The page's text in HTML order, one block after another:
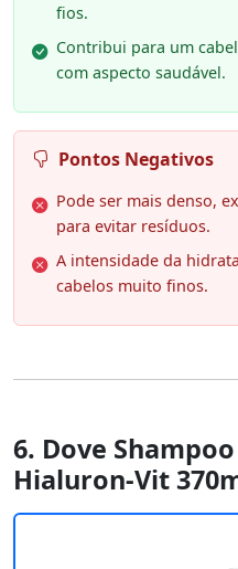
fios.
Contribui para um
com aspecto saudável.
Pontos Negativos
Pode ser mais denso,
para evitar resíduos.
A intensidade da
cabelos muito finos.
6. Dove
Hialuron-Vit